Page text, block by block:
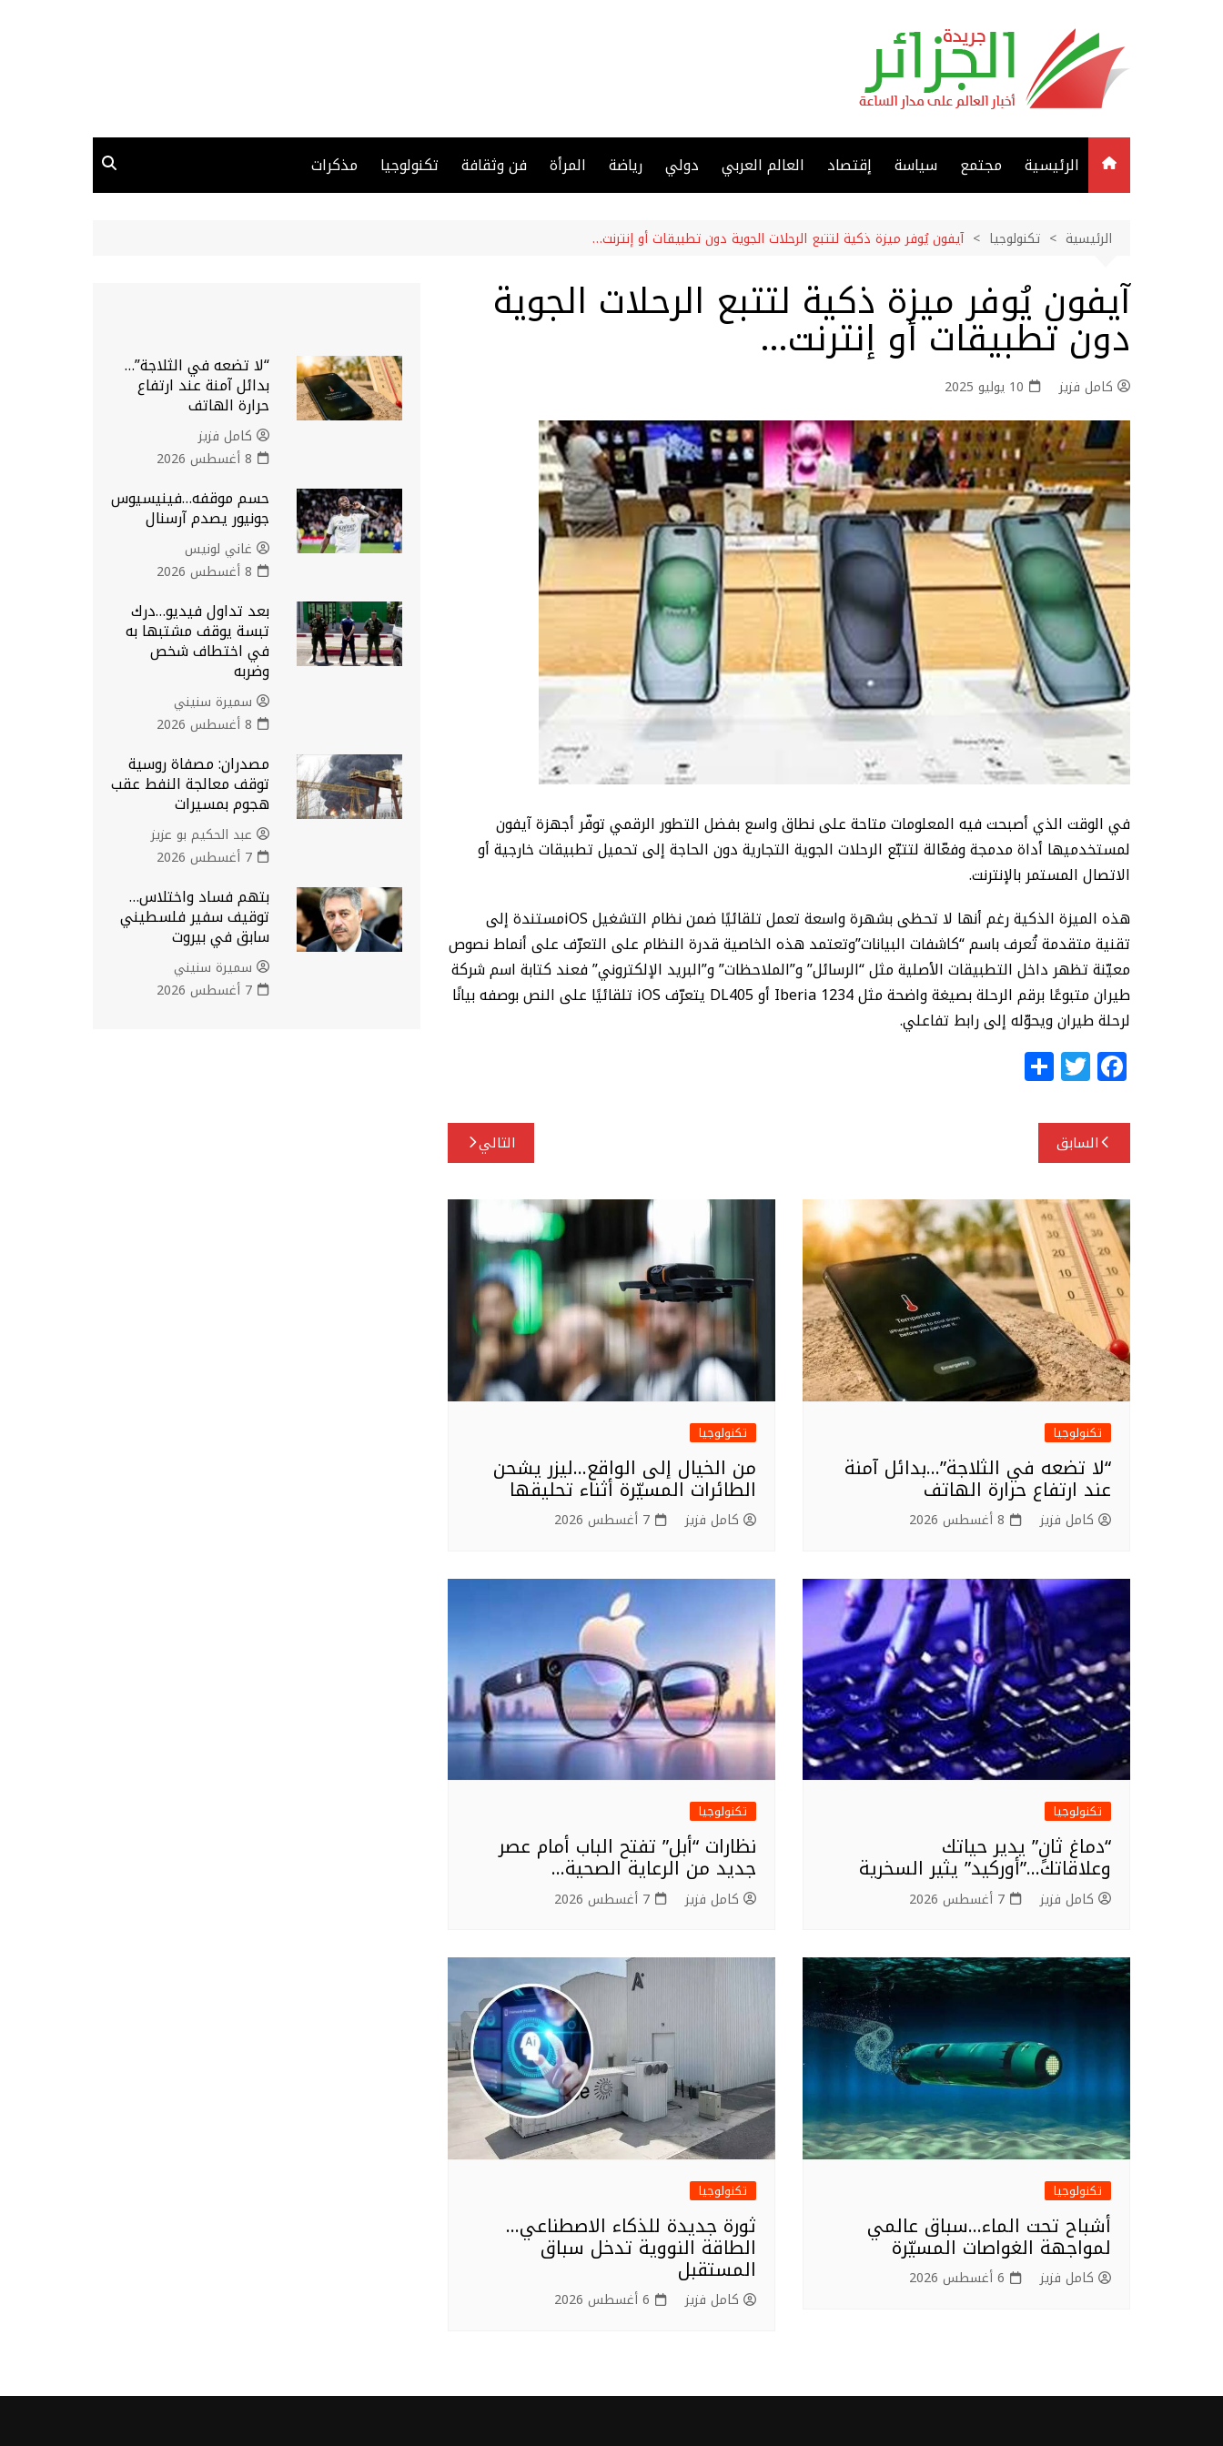
الرئيسية مجتمع سياسة إقتصاد العالم العربي دولي رياضة المرأة فن وثقافة تكنولوجيا مذكرات
الرئيسية تكنولوجيا آيفون يُوفر ميزة ذكية لتتبع الرحلات الجوية دون تطبيقات أو إنترنت…
آيفون يُوفر ميزة ذكية لتتبع الرحلات الجوية
دون تطبيقات أو إنترنت…
كامل فزيز 10 يوليو 2025
في الوقت الذي أصبحت فيه المعلومات متاحة على نطاق واسع بفضل التطور الرقمي توفّر أجهزة آيفون
لمستخدميها أداة مدمجة وفعّالة لتتبّع الرحلات الجوية التجارية دون الحاجة إلى تحميل تطبيقات خارجية أو
الاتصال المستمر بالإنترنت.
هذه الميزة الذكية رغم أنها لا تحظى بشهرة واسعة تعمل تلقائيًا ضمن نظام التشغيل iOSمستندة إلى
تقنية متقدمة تُعرف باسم “كاشفات البيانات”وتعتمد هذه الخاصية قدرة النظام على التعرّف على أنماط نصوص
معيّنة تظهر داخل التطبيقات الأصلية مثل “الرسائل” و”الملاحظات” و”البريد الإلكتروني” فعند كتابة اسم شركة
طيران متبوعًا برقم الرحلة بصيغة واضحة مثل Iberia 1234 أو DL405 يتعرّف iOS تلقائيًا على النص بوصفه بيانًا
لرحلة طيران ويحوّله إلى رابط تفاعلي.
F
a
c
e
o
o
k
T
w
itt
eتصفّح
المقالات
السابق التالي
تكنولوجيا
“لا تضعه في الثلاجة”…بدائل آمنة
عند ارتفاع حرارة الهاتف
كامل فزيز 8 أغسطس 2026
تكنولوجيا
من الخيال إلى الواقع…ليزر يشحن
الطائرات المسيّرة أثناء تحليقها
كامل فزيز 7 أغسطس 2026
تكنولوجيا
“دماغ ثانٍ” يدير حياتك
وعلاقاتك…”أوركيد” يثير السخرية
كامل فزيز 7 أغسطس 2026
تكنولوجيا
نظارات “أبل” تفتح الباب أمام عصر
جديد من الرعاية الصحية…
كامل فزيز 7 أغسطس 2026
تكنولوجيا
أشباح تحت الماء…سباق عالمي
لمواجهة الغواصات المسيّرة
كامل فزيز 6 أغسطس 2026
تكنولوجيا
ثورة جديدة للذكاء الاصطناعي…
الطاقة النووية تدخل سباق
المستقبل
كامل فزيز 6 أغسطس 2026
“لا تضعه في الثلاجة”…
بدائل آمنة عند ارتفاع
حرارة الهاتف
كامل فزيز
8 أغسطس 2026
حسم موقفه…فينيسيوس
جونيور يصدم آرسنال
غاني لونيس
8 أغسطس 2026
بعد تداول فيديو…درك
تبسة يوقف مشتبها به
في اختطاف شخص
وضربه
سميرة سنيني
8 أغسطس 2026
مصدران: مصفاة روسية
توقف معالجة النفط عقب
هجوم بمسيرات
عبد الحكيم بو عزيز
7 أغسطس 2026
بتهم فساد واختلاس…
توقيف سفير فلسطيني
سابق في بيروت
سميرة سنيني
7 أغسطس 2026